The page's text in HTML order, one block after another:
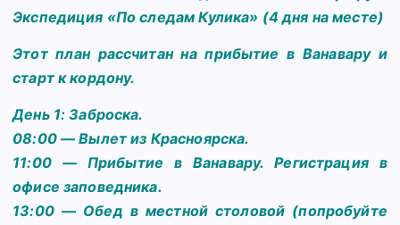
Экспедиция «По следам Кулика» (4 дня на месте)
Этот план рассчитан на прибытие в Ванавару и
старт к кордону.
День 1: Заброска.
08:00 — Вылет из Красноярска.
11:00 — Прибытие в Ванавару. Регистрация в
офисе заповедника.
13:00 — Обед в местной столовой (попробуйте